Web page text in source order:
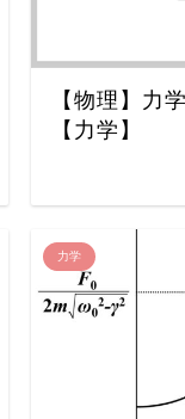
【物理】力
【力学】
力学